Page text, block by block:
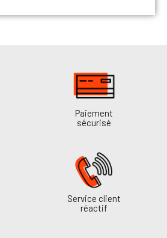
Paiement
sécurisé
Service client
réactif